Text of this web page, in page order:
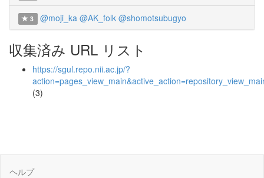
3 @moji_ka @AK_folk @shomotsubugyo
収集済み URL リスト
https://sgul.repo.nii.ac.jp/?
(3)
ヘルプ